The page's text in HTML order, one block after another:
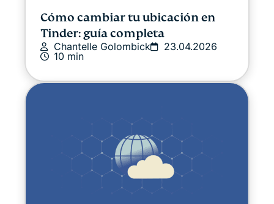
Cómo cambiar tu ubicación en
Tinder: guía completa
Chantelle Golombick
23.04.2026
10 min